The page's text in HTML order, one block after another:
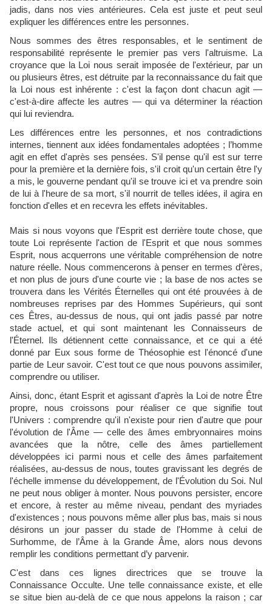
jadis, dans nos vies antérieures. Cela est juste et peut seul
expliquer les différences entre les personnes.
Nous sommes des êtres responsables, et le sentiment de
responsabilité représente le premier pas vers l'altruisme. La
croyance que la Loi nous serait imposée de l'extérieur, par un
ou plusieurs êtres, est détruite par la reconnaissance du fait que
la Loi nous est inhérente : c'est la façon dont chacun agit —
c'est-à-dire affecte les autres — qui va déterminer la réaction
qui lui reviendra.
Les différences entre les personnes, et nos contradictions
internes, tiennent aux idées fondamentales adoptées ; l’homme
agit en effet d'après ses pensées. S'il pense qu'il est sur terre
pour la première et la dernière fois, s'il croit qu'un certain être l'y
a mis, le gouverne pendant qu'il se trouve ici et va prendre soin
de lui à l'heure de sa mort, s'il nourrit de telles idées, il agira en
fonction d'elles et en recevra les effets inévitables.
Mais si nous voyons que l'Esprit est derrière toute chose, que
toute Loi représente l'action de l'Esprit et que nous sommes
Esprit, nous acquerrons une véritable compréhension de notre
nature réelle. Nous commencerons à penser en termes d'ères,
et non plus de jours d'une courte vie ; la base de nos actes se
trouvera dans les Vérités Éternelles qui ont été prouvées à de
nombreuses reprises par des Hommes Supérieurs, qui sont
ces Êtres, au-dessus de nous, qui ont jadis passé par notre
stade actuel, et qui sont maintenant les Connaisseurs de
l'Éternel. Ils détiennent cette connaissance, et ce qui a été
donné par Eux sous forme de Théosophie est l'énoncé d'une
partie de Leur savoir. C'est tout ce que nous pouvons assimiler,
comprendre ou utiliser.
Ainsi, donc, étant Esprit et agissant d'après la Loi de notre Être
propre, nous croissons pour réaliser ce que signifie tout
l'Univers : comprendre qu'il n'existe pour rien d'autre que pour
l'évolution de l'Âme — celle des âmes embryonnaires moins
avancées que la nôtre, celle des âmes partiellement
développées ici parmi nous et celle des âmes parfaitement
réalisées, au-dessus de nous, toutes gravissant les degrés de
l'échelle immense du développement, de l'Évolution du Soi. Nul
ne peut nous obliger à monter. Nous pouvons persister, encore
et encore, à rester au même niveau, pendant des myriades
d'existences ; nous pouvons même aller plus bas, mais si nous
désirons un jour passer du stade de l'Homme à celui de
Surhomme, de l’Âme à la Grande Âme, alors nous devons
remplir les conditions permettant d’y parvenir.
C'est dans ces lignes directrices que se trouve la
Connaissance Occulte. Une telle connaissance existe, et elle
se situe bien au-delà de ce que nous appelons la raison ; car